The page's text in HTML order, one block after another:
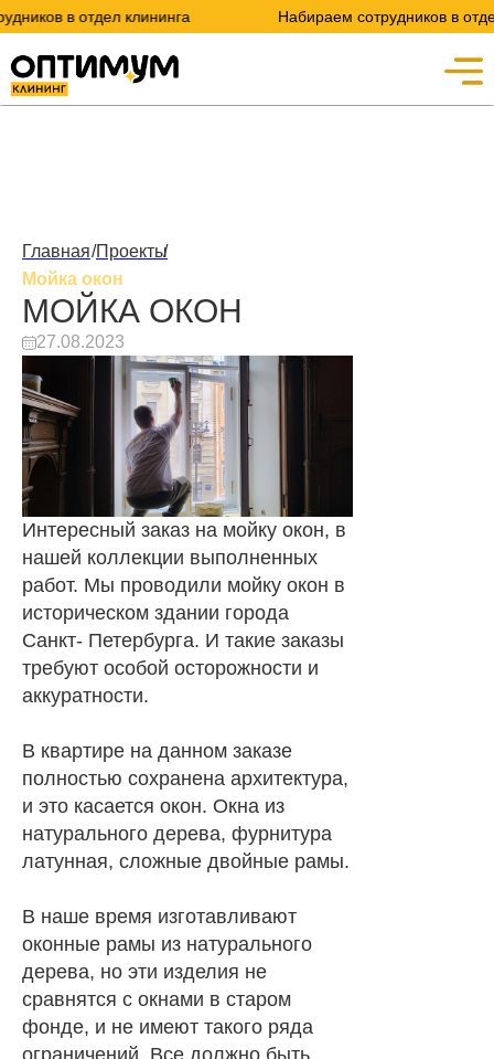
в отдел клининга Набираем сотрудников в отдел
Главная/Проекты/
Мойка окон
МОЙКА ОКОН
27.08.2023
Интересный заказ на мойку окон, в
нашей коллекции выполненных
работ. Мы проводили мойку окон в
историческом здании города
Санкт- Петербурга. И такие заказы
требуют особой осторожности и
аккуратности.
В квартире на данном заказе
полностью сохранена архитектура,
и это касается окон. Окна из
натурального дерева, фурнитура
латунная, сложные двойные рамы.
В наше время изготавливают
оконные рамы из натурального
дерева, но эти изделия не
сравнятся с окнами в старом
фонде, и не имеют такого ряда
ограничений. Все должно быть